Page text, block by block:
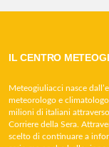
IL CENTRO
Meteogiuliacci nasce
meteorologo e
milioni di italiani
Corriere della Sera.
scelto di continuare a